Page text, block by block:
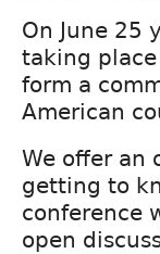
On June 25
taking
form a
American
We offer an
getting to
conference
open